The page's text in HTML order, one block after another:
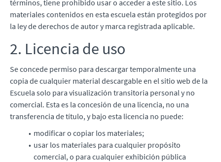
términos, tiene prohibido usar o acceder a este sitio. Los
materiales contenidos en esta escuela están protegidos por
la ley de derechos de autor y marca registrada aplicable.
2. Licencia de uso
Se concede permiso para descargar temporalmente una
copia de cualquier material descargable en el sitio web de la
Escuela solo para visualización transitoria personal y no
comercial. Esta es la concesión de una licencia, no una
transferencia de título, y bajo esta licencia no puede:
modificar o copiar los materiales;
usar los materiales para cualquier propósito
comercial, o para cualquier exhibición pública